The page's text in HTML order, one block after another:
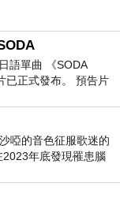
語單曲 《SODA
已正式發布。 預告片
這次夏季回
啞的音色征服歌迷的
2023年底發現罹患腦
」。